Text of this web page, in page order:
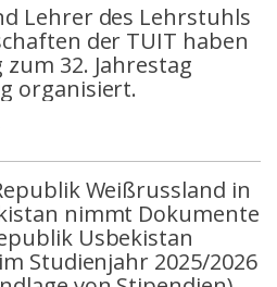
Lehrer des Lehrstuhls
der TUIT haben
32. Jahrestag
organisiert.
Weißrussland in
nimmt Dokumente
Usbekistan
Studienjahr 2025/2026